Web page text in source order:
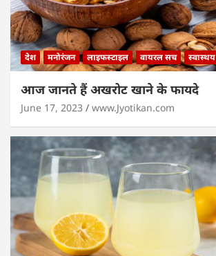
देश मनोरंजन लाइफस्टाइल वायरल सच स्वास्थय
आज जानते हैं अखरोट खाने के फायदे
June 17, 2023 www.Jyotikan.com